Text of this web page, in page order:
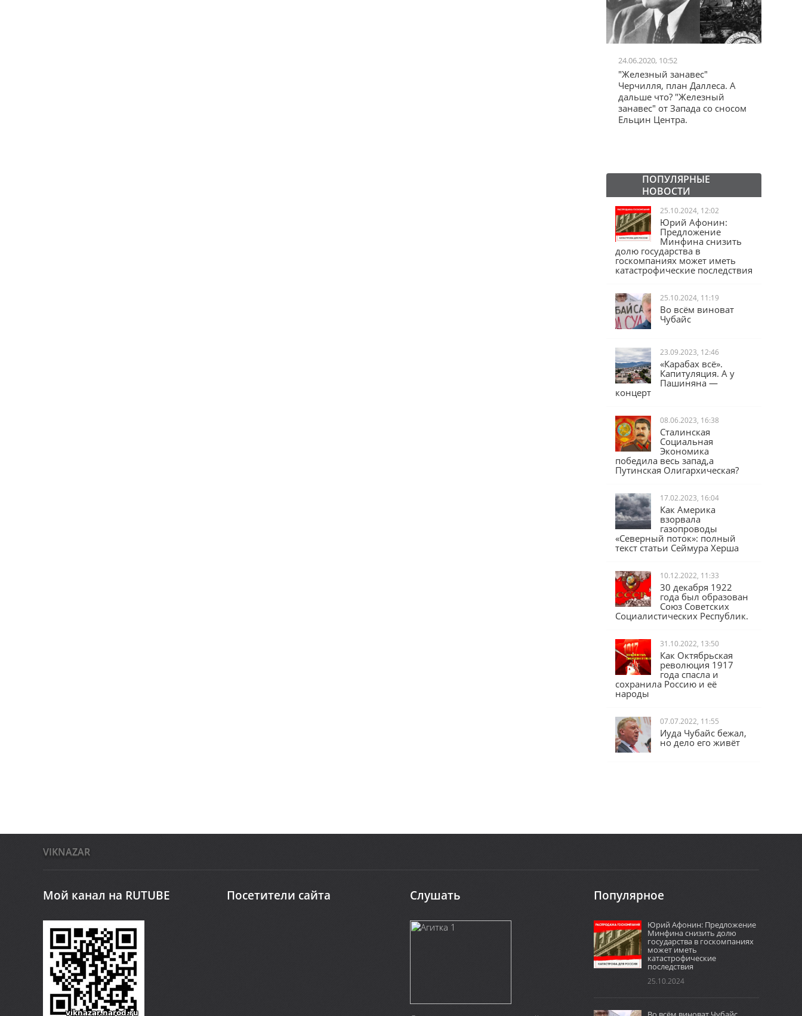
24.06.2020, 10:52
"Железный занавес"
Черчилля, план Даллеса. А
дальше что? "Железный
занавес" от Запада со сносом
Ельцин Центра.
ПОПУЛЯРНЫЕ
НОВОСТИ
25.10.2024, 12:02
Юрий Афонин:
Предложение
Минфина снизить
долю государства в
госкомпаниях может иметь
катастрофические последствия
25.10.2024, 11:19
Во всём виноват
Чубайс
23.09.2023, 12:46
«Карабах всё».
Капитуляция. А у
Пашиняна —
концерт
08.06.2023, 16:38
Сталинская
Социальная
Экономика
победила весь запад,а
Путинская Олигархическая?
17.02.2023, 16:04
Как Америка
взорвала
газопроводы
«Северный поток»: полный
текст статьи Сеймура Херша
10.12.2022, 11:33
30 декабря 1922
года был образован
Союз Советских
Социалистических Республик.
31.10.2022, 13:50
Как Октябрьская
революция 1917
года спасла и
сохранила Россию и её
народы
07.07.2022, 11:55
Иуда Чубайс бежал,
но дело его живёт
VIKNAZAR
Мой канал на RUTUBE Посетители сайта Слушать Популярное
Юрий Афонин: Предложение
Минфина снизить долю
государства в госкомпаниях
может иметь
катастрофические
последствия
25.10.2024